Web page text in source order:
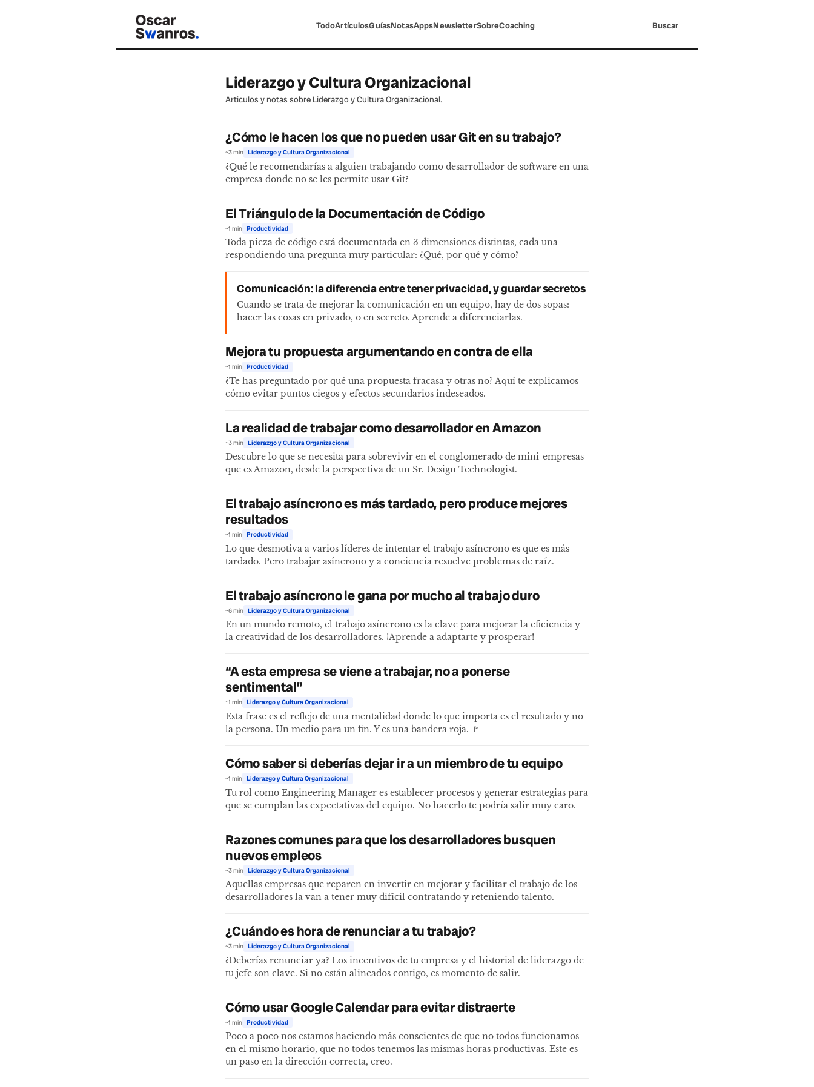
TodoArtículosGuíasNotasAppsNewsletterSobreCoaching Buscar
Liderazgo y Cultura Organizacional
Articulos y notas sobre Liderazgo y Cultura Organizacional.
¿Cómo le hacen los que no pueden usar Git en su trabajo?
~3 min Liderazgo y Cultura Organizacional
¿Qué le recomendarías a alguien trabajando como desarrollador de software en una
empresa donde no se les permite usar Git?
El Triángulo de la Documentación de Código
~1 min Productividad
Toda pieza de código está documentada en 3 dimensiones distintas, cada una
respondiendo una pregunta muy particular: ¿Qué, por qué y cómo?
Comunicación: la diferencia entre tener privacidad, y guardar secretos
Cuando se trata de mejorar la comunicación en un equipo, hay de dos sopas:
hacer las cosas en privado, o en secreto. Aprende a diferenciarlas.
Mejora tu propuesta argumentando en contra de ella
~1 min Productividad
¿Te has preguntado por qué una propuesta fracasa y otras no? Aquí te explicamos
cómo evitar puntos ciegos y efectos secundarios indeseados.
La realidad de trabajar como desarrollador en Amazon
~3 min Liderazgo y Cultura Organizacional
Descubre lo que se necesita para sobrevivir en el conglomerado de mini-empresas
que es Amazon, desde la perspectiva de un Sr. Design Technologist.
El trabajo asíncrono es más tardado, pero produce mejores
resultados
~1 min Productividad
Lo que desmotiva a varios líderes de intentar el trabajo asíncrono es que es más
tardado. Pero trabajar asíncrono y a conciencia resuelve problemas de raíz.
El trabajo asíncrono le gana por mucho al trabajo duro
~6 min Liderazgo y Cultura Organizacional
En un mundo remoto, el trabajo asíncrono es la clave para mejorar la eficiencia y
la creatividad de los desarrolladores. ¡Aprende a adaptarte y prosperar!
“A esta empresa se viene a trabajar, no a ponerse
sentimental”
~1 min Liderazgo y Cultura Organizacional
Esta frase es el reflejo de una mentalidad donde lo que importa es el resultado y no
la persona. Un medio para un fin. Y es una bandera roja. 🚩
Cómo saber si deberías dejar ir a un miembro de tu equipo
~1 min Liderazgo y Cultura Organizacional
Tu rol como Engineering Manager es establecer procesos y generar estrategias para
que se cumplan las expectativas del equipo. No hacerlo te podría salir muy caro.
Razones comunes para que los desarrolladores busquen
nuevos empleos
~3 min Liderazgo y Cultura Organizacional
Aquellas empresas que reparen en invertir en mejorar y facilitar el trabajo de los
desarrolladores la van a tener muy difícil contratando y reteniendo talento.
¿Cuándo es hora de renunciar a tu trabajo?
~3 min Liderazgo y Cultura Organizacional
¿Deberías renunciar ya? Los incentivos de tu empresa y el historial de liderazgo de
tu jefe son clave. Si no están alineados contigo, es momento de salir.
Cómo usar Google Calendar para evitar distraerte
~1 min Productividad
Poco a poco nos estamos haciendo más conscientes de que no todos funcionamos
en el mismo horario, que no todos tenemos las mismas horas productivas. Este es
un paso en la dirección correcta, creo.